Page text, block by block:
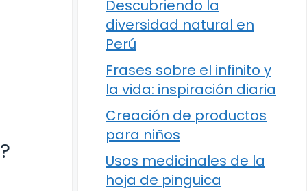
Descubriendo la
diversidad natural en
Perú
Frases sobre el infinito y
la vida: inspiración diaria
Creación de productos
para niños
Usos medicinales de la
hoja de pinguica